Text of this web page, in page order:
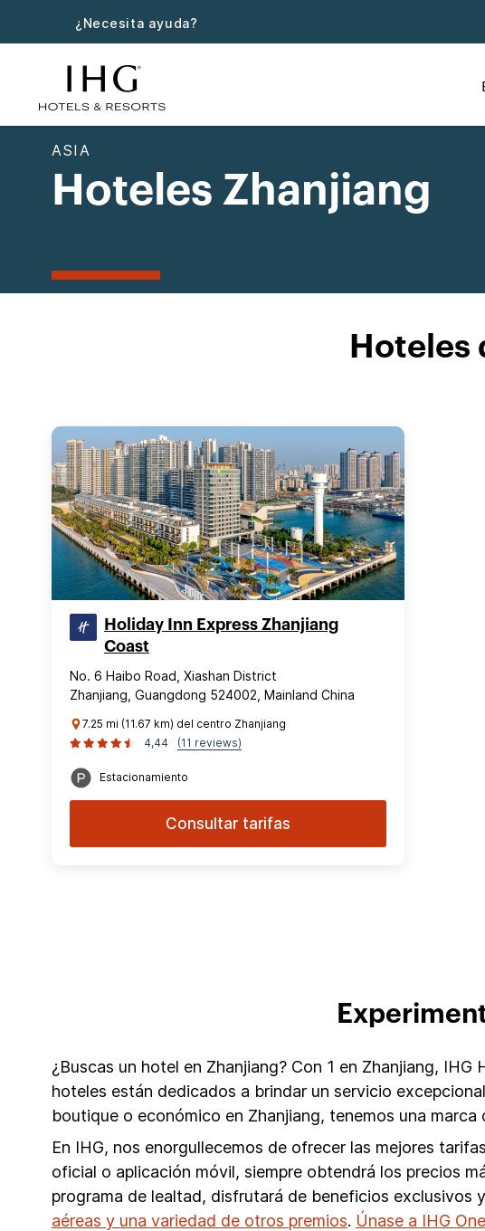
¿Necesita ayuda?
ASIA
Hoteles Zhanjiang
Hoteles
Holiday Inn Express Zhanjiang
Coast
No. 6 Haibo Road, Xiashan District
Zhanjiang, Guangdong 524002, Mainland China
7.25 mi (11.67 km) del centro Zhanjiang
4,44
(11 reviews)
Estacionamiento
Consultar tarifas
¿Buscas un hotel en Zhanjiang? Con 1 en Zhanjiang,
hoteles están dedicados a brindar un servicio
boutique o económico en Zhanjiang, tenemos una
En IHG, nos enorgullecemos de ofrecer las mejores
oficial o aplicación móvil, siempre obtendrá los precios
programa de lealtad, disfrutará de beneficios exclusivos
aéreas y una variedad de otros premios. Únase a IHG